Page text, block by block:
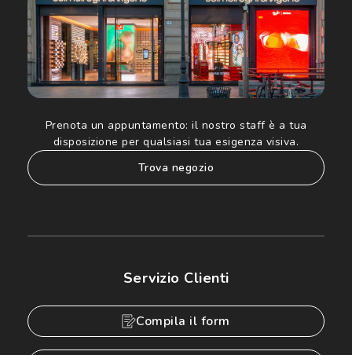
Prenota un appuntamento: il nostro staff è a tua
disposizione per qualsiasi tua esigenza visiva.
trova negozio
Servizio Clienti
Compila il form